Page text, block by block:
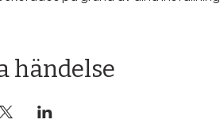
händelse